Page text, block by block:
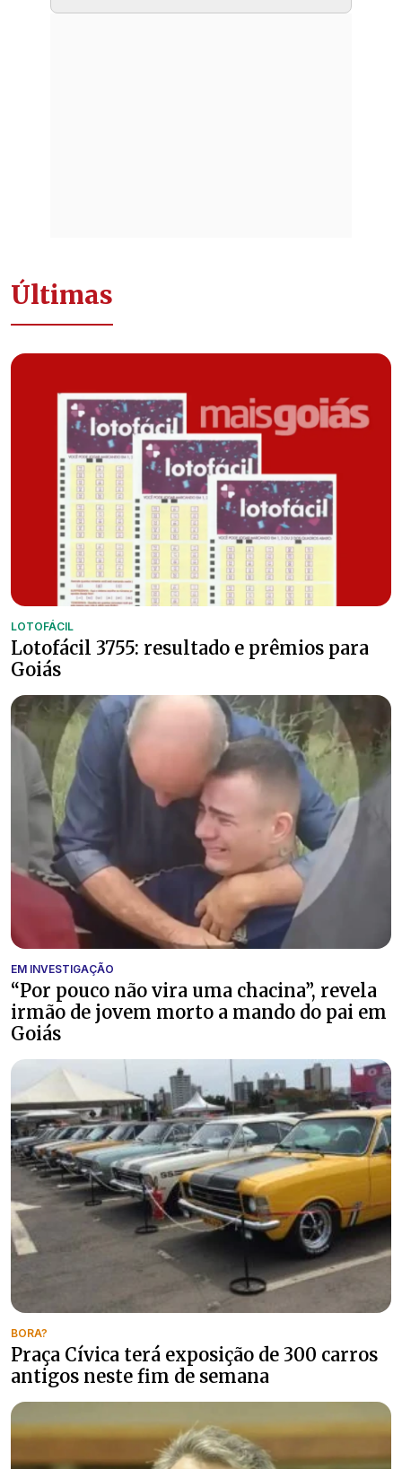
Últimas
LOTOFÁCIL
Lotofácil 3755: resultado e prêmios para
Goiás
EM INVESTIGAÇÃO
“Por pouco não vira uma chacina”, revela
irmão de jovem morto a mando do pai em
Goiás
BORA?
Praça Cívica terá exposição de 300 carros
antigos neste fim de semana